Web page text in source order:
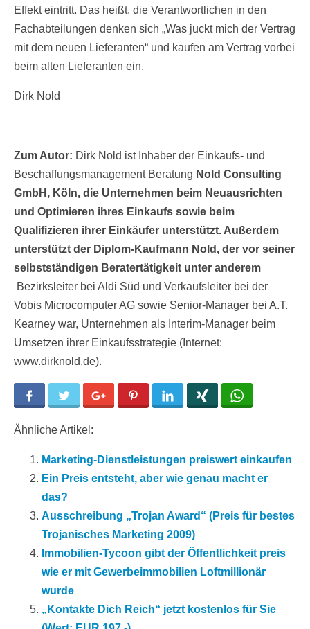
Effekt eintritt. Das heißt, die Verantwortlichen in den
Fachabteilungen denken sich „Was juckt mich der Vertrag
mit dem neuen Lieferanten“ und kaufen am Vertrag vorbei
beim alten Lieferanten ein.
Dirk Nold
Zum Autor: Dirk Nold ist Inhaber der Einkaufs- und
Beschaffungsmanagement Beratung Nold Consulting
GmbH, Köln, die Unternehmen beim Neuausrichten
und Optimieren ihres Einkaufs sowie beim
Qualifizieren ihrer Einkäufer unterstützt. Außerdem
unterstützt der Diplom-Kaufmann Nold, der vor seiner
selbstständigen Beratertätigkeit unter anderem
Bezirksleiter bei Aldi Süd und Verkaufsleiter bei der
Vobis Microcomputer AG sowie Senior-Manager bei A.T.
Kearney war, Unternehmen als Interim-Manager beim
Umsetzen ihrer Einkaufsstrategie (Internet:
www.dirknold.de).
Facebook Twitter Google+ Pinterest LinkedIn
Ähnliche Artikel:
Marketing-Dienstleistungen preiswert einkaufen
Ein Preis entsteht, aber wie genau macht er
das?
Ausschreibung „Trojan Award“ (Preis für bestes
Trojanisches Marketing 2009)
Immobilien-Tycoon gibt der Öffentlichkeit preis
wie er mit Gewerbeimmobilien Loftmillionär
wurde
„Kontakte Dich Reich“ jetzt kostenlos für Sie